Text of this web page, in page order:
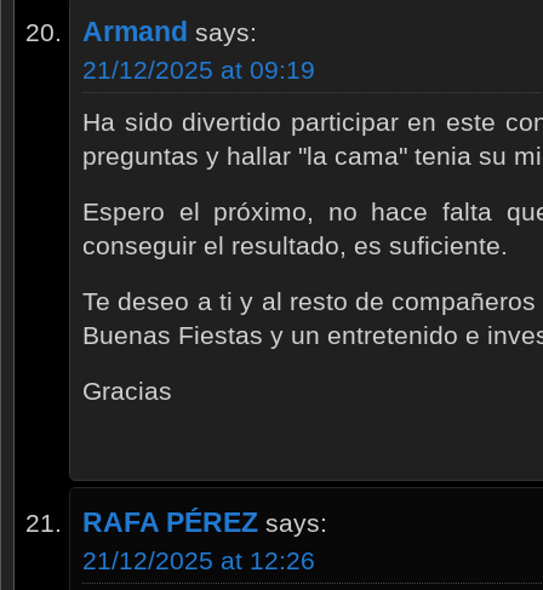
Armand says:
21/12/2025 at 09:19
Ha sido divertido participar en este
preguntas y hallar "la cama" tenia su
Espero el próximo, no hace falta
conseguir el resultado, es suficiente.
Te deseo a ti y al resto de
Buenas Fiestas y un entretenido e
Gracias
RAFA PÉREZ says:
21/12/2025 at 12:26